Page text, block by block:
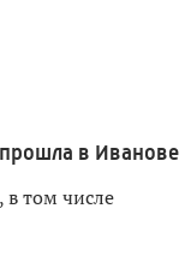
в Иванове
в том числе